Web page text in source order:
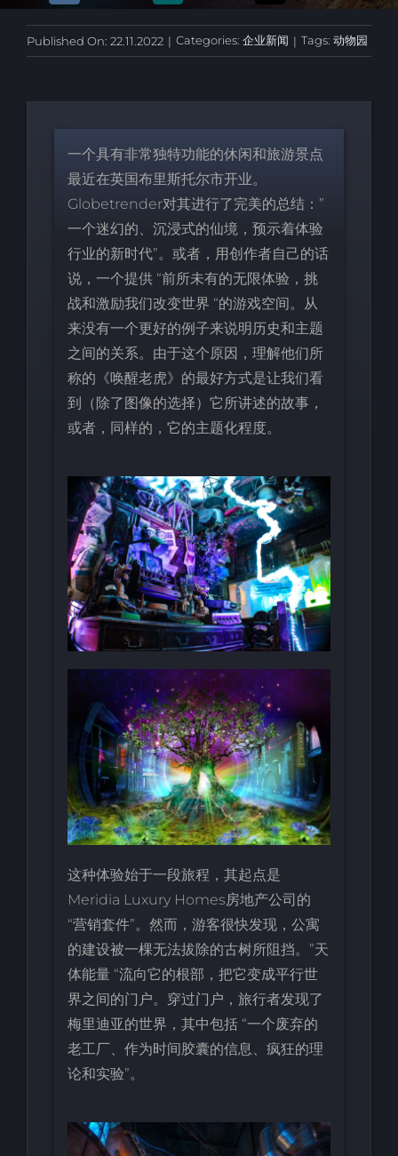
Published On: 22.11.2022 | Categories: 企业新闻 | Tags: 动物园
一个具有非常独特功能的休闲和旅游景点
最近在英国布里斯托尔市开业。
Globetrender对其进行了完美的总结：”
一个迷幻的、沉浸式的仙境，预示着体验
行业的新时代”。或者，用创作者自己的话
说，一个提供 “前所未有的无限体验，挑
战和激励我们改变世界 “的游戏空间。从
来没有一个更好的例子来说明历史和主题
之间的关系。由于这个原因，理解他们所
称的《唤醒老虎》的最好方式是让我们看
到（除了图像的选择）它所讲述的故事，
或者，同样的，它的主题化程度。
这种体验始于一段旅程，其起点是
Meridia Luxury Homes房地产公司的
“营销套件”。然而，游客很快发现，公寓
的建设被一棵无法拔除的古树所阻挡。”天
体能量 “流向它的根部，把它变成平行世
界之间的门户。穿过门户，旅行者发现了
梅里迪亚的世界，其中包括 “一个废弃的
老工厂、作为时间胶囊的信息、疯狂的理
论和实验”。